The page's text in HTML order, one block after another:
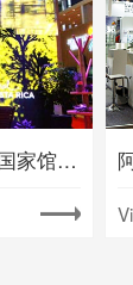
哥斯达黎加馆_国家馆设计搭建